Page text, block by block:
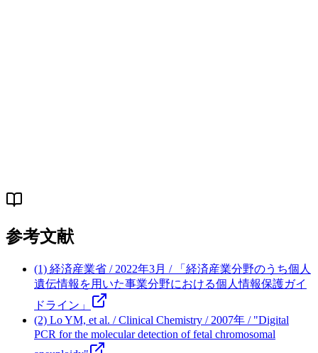
参考文献
(1) 経済産業省 / 2022年3月 / 「経済産業分野のうち個人
遺伝情報を用いた事業分野における個人情報保護ガイ
ドライン」
(2) Lo YM, et al. / Clinical Chemistry / 2007年 / "Digital
PCR for the molecular detection of fetal chromosomal